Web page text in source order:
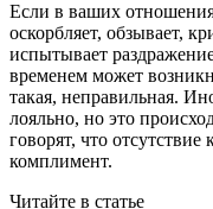
Если в ваших
оскорбляет, обзывает,
испытывает
временем может
такая, неправильная.
лояльно, но это
говорят, что
комплимент.
Читайте в статье